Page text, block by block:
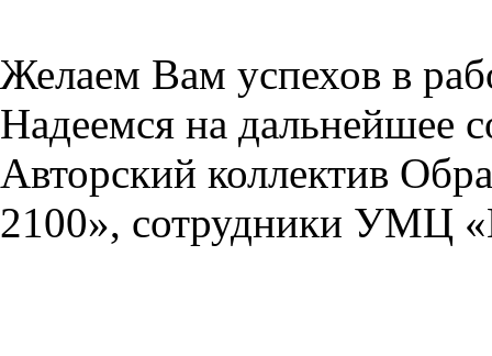
Желаем Вам успехов в
Надеемся на дальнейшее
Авторский коллектив
2100», сотрудники УМЦ